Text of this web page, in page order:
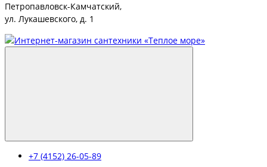
Петропавловск-Камчатский,
ул. Лукашевского, д. 1
+7 (4152) 26-05-89